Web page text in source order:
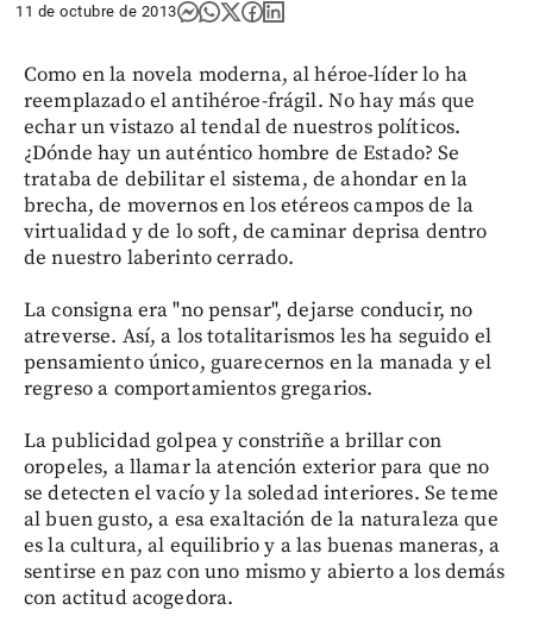
11 de octubre de 2013
Como en la novela moderna, al héroe-líder lo ha
reemplazado el antihéroe-frágil. No hay más que
echar un vistazo al tendal de nuestros políticos.
¿Dónde hay un auténtico hombre de Estado? Se
trataba de debilitar el sistema, de ahondar en la
brecha, de movernos en los etéreos campos de la
virtualidad y de lo soft, de caminar deprisa dentro
de nuestro laberinto cerrado.
La consigna era "no pensar", dejarse conducir, no
atreverse. Así, a los totalitarismos les ha seguido el
pensamiento único, guarecernos en la manada y el
regreso a comportamientos gregarios.
La publicidad golpea y constriñe a brillar con
oropeles, a llamar la atención exterior para que no
se detecten el vacío y la soledad interiores. Se teme
al buen gusto, a esa exaltación de la naturaleza que
es la cultura, al equilibrio y a las buenas maneras, a
sentirse en paz con uno mismo y abierto a los demás
con actitud acogedora.